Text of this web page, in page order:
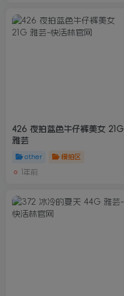
426 夜拍蓝色牛仔裤美女 21G
雅芸
other 模拍区
1年前